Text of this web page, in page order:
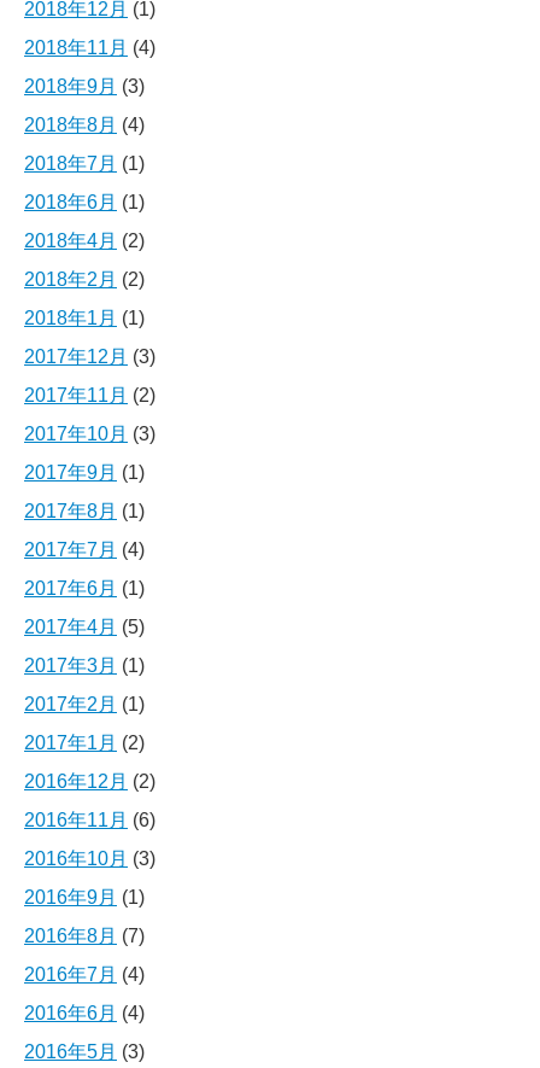
2018年12月 (1)
2018年11月 (4)
2018年9月 (3)
2018年8月 (4)
2018年7月 (1)
2018年6月 (1)
2018年4月 (2)
2018年2月 (2)
2018年1月 (1)
2017年12月 (3)
2017年11月 (2)
2017年10月 (3)
2017年9月 (1)
2017年8月 (1)
2017年7月 (4)
2017年6月 (1)
2017年4月 (5)
2017年3月 (1)
2017年2月 (1)
2017年1月 (2)
2016年12月 (2)
2016年11月 (6)
2016年10月 (3)
2016年9月 (1)
2016年8月 (7)
2016年7月 (4)
2016年6月 (4)
2016年5月 (3)